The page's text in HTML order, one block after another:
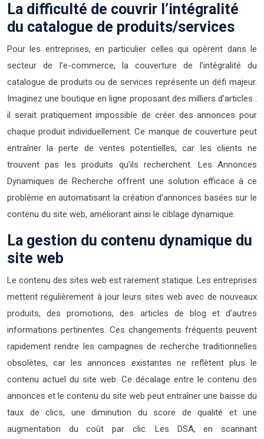
La difficulté de couvrir l’intégralité
du catalogue de produits/services
Pour les entreprises, en particulier celles qui opèrent dans le
secteur de l’e-commerce, la couverture de l’intégralité du
catalogue de produits ou de services représente un défi majeur.
Imaginez une boutique en ligne proposant des milliers d’articles :
il serait pratiquement impossible de créer des annonces pour
chaque produit individuellement. Ce manque de couverture peut
entraîner la perte de ventes potentielles, car les clients ne
trouvent pas les produits qu’ils recherchent. Les Annonces
Dynamiques de Recherche offrent une solution efficace à ce
problème en automatisant la création d’annonces basées sur le
contenu du site web, améliorant ainsi le ciblage dynamique.
La gestion du contenu dynamique du
site web
Le contenu des sites web est rarement statique. Les entreprises
mettent régulièrement à jour leurs sites web avec de nouveaux
produits, des promotions, des articles de blog et d’autres
informations pertinentes. Ces changements fréquents peuvent
rapidement rendre les campagnes de recherche traditionnelles
obsolètes, car les annonces existantes ne reflètent plus le
contenu actuel du site web. Ce décalage entre le contenu des
annonces et le contenu du site web peut entraîner une baisse du
taux de clics, une diminution du score de qualité et une
augmentation du coût par clic. Les DSA, en scannant